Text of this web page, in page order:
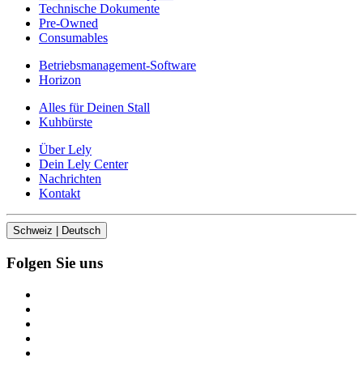
Technische Dokumente
Pre-Owned
Consumables
Betriebsmanagement-Software
Horizon
Alles für Deinen Stall
Kuhbürste
Über Lely
Dein Lely Center
Nachrichten
Kontakt
Schweiz | Deutsch
Folgen Sie uns